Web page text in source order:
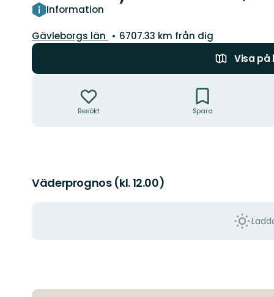
Information
Län:
Gävleborgs län
6707.33 km från dig
Visa på
Besökt Spara
Väderprognos (kl. 12.00)